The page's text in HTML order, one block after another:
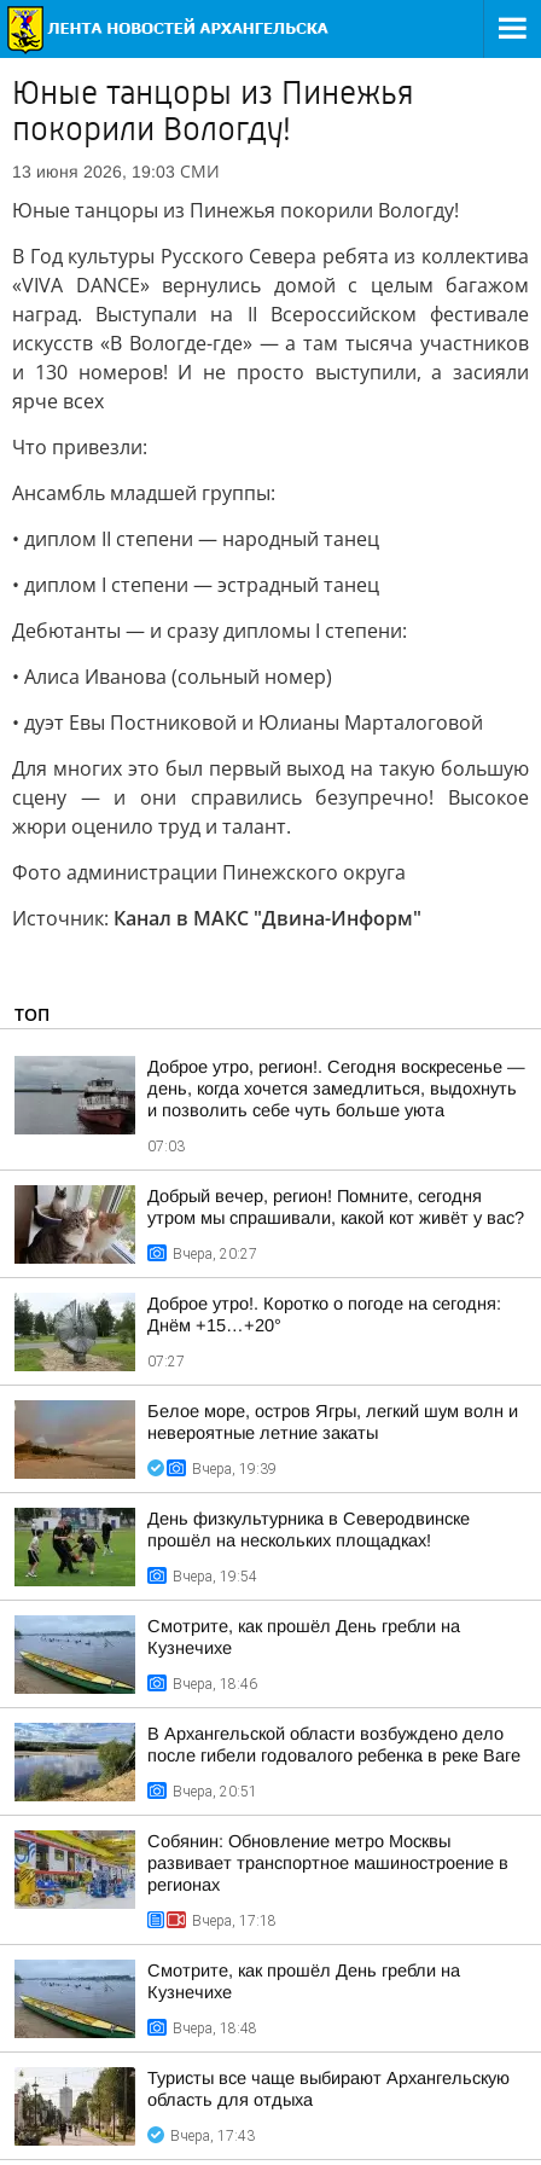
Юные танцоры из Пинежья
покорили Вологду!
13 июня 2026, 19:03 СМИ
Юные танцоры из Пинежья покорили Вологду!
В Год культуры Русского Севера ребята из коллектива
«VIVA DANCE» вернулись домой с целым багажом
наград. Выступали на II Всероссийском фестивале
искусств «В Вологде-где» — а там тысяча участников
и 130 номеров! И не просто выступили, а засияли
ярче всех
Что привезли:
Ансамбль младшей группы:
• диплом II степени — народный танец
• диплом I степени — эстрадный танец
Дебютанты — и сразу дипломы I степени:
• Алиса Иванова (сольный номер)
• дуэт Евы Постниковой и Юлианы Марталоговой
Для многих это был первый выход на такую большую
сцену — и они справились безупречно! Высокое
жюри оценило труд и талант.
Фото администрации Пинежского округа
Источник: Канал в МАКС "Двина-Информ"
ТОП
Доброе утро, регион!. Сегодня воскресенье —
день, когда хочется замедлиться, выдохнуть
и позволить себе чуть больше уюта
07:03
Добрый вечер, регион! Помните, сегодня
утром мы спрашивали, какой кот живёт у вас?
Вчера, 20:27
Доброе утро!. Коротко о погоде на сегодня:
Днём +15…+20°
07:27
Белое море, остров Ягры, легкий шум волн и
невероятные летние закаты
Вчера, 19:39
День физкультурника в Северодвинске
прошёл на нескольких площадках!
Вчера, 19:54
Смотрите, как прошёл День гребли на
Кузнечихе
Вчера, 18:46
В Архангельской области возбуждено дело
после гибели годовалого ребенка в реке Ваге
Вчера, 20:51
Собянин: Обновление метро Москвы
развивает транспортное машиностроение в
регионах
Вчера, 17:18
Смотрите, как прошёл День гребли на
Кузнечихе
Вчера, 18:48
Туристы все чаще выбирают Архангельскую
область для отдыха
Вчера, 17:43